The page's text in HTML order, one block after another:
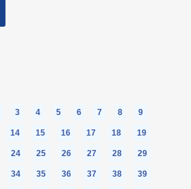
3 4 5 6 7 8 9
14 15 16 17 18 19
24 25 26 27 28 29
34 35 36 37 38 39